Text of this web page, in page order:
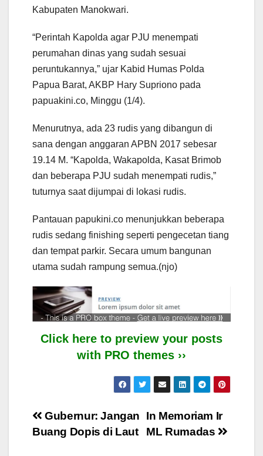
Kabupaten Manokwari.
“Perintah Kapolda agar PJU menempati
perumahan dinas yang sudah sesuai
peruntukannya,” ujar Kabid Humas Polda
Papua Barat, AKBP Hary Supriono pada
papuakini.co, Minggu (1/4).
Menurutnya, ada 23 rudis yang dibangun di
sana dengan anggaran APBN 2017 sebesar
19.14 M. “Kapolda, Wakapolda, Kasat Brimob
dan beberapa PJU sudah menempati rudis,”
tuturnya saat dijumpai di lokasi rudis.
Pantauan papukini.co menunjukkan beberapa
rudis sedang finishing seperti pengecetan tiang
dan tempat parkir. Secara umum bangunan
utama sudah rampung semua.(njo)
Click here to preview your posts
with PRO themes ››
Post
navigation
In Memoriam Ir
ML Rumadas
Gubernur: Jangan
Buang Dopis di Laut